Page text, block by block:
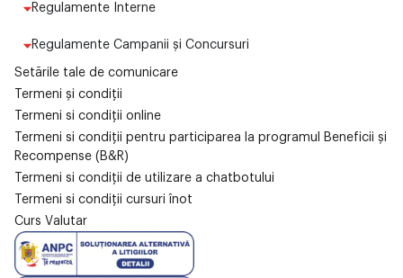
Regulamente Interne
Regulamente Campanii și Concursuri
Setările tale de comunicare
Termeni și condiții
Termeni si condiții online
Termeni si condiții pentru participarea la programul Beneficii și
Recompense (B&R)
Termeni si condiții de utilizare a chatbotului
Termeni si condiții cursuri înot
Curs Valutar